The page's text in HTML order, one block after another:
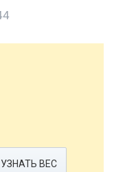
УЗНАТЬ ВЕС